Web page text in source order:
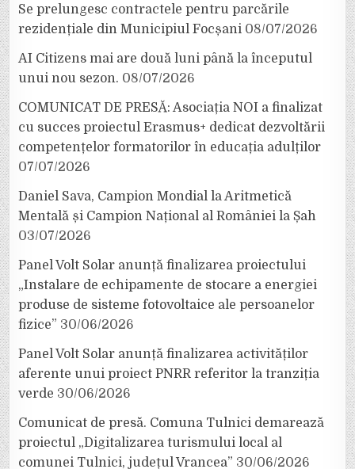
Se prelungesc contractele pentru parcările
rezidențiale din Municipiul Focșani 08/07/2026
AI Citizens mai are două luni până la începutul
unui nou sezon. 08/07/2026
COMUNICAT DE PRESĂ: Asociația NOI a finalizat
cu succes proiectul Erasmus+ dedicat dezvoltării
competențelor formatorilor în educația adulților
07/07/2026
Daniel Sava, Campion Mondial la Aritmetică
Mentală și Campion Național al României la Șah
03/07/2026
Panel Volt Solar anunță finalizarea proiectului
„Instalare de echipamente de stocare a energiei
produse de sisteme fotovoltaice ale persoanelor
fizice” 30/06/2026
Panel Volt Solar anunță finalizarea activităților
aferente unui proiect PNRR referitor la tranziția
verde 30/06/2026
Comunicat de presă. Comuna Tulnici demarează
proiectul „Digitalizarea turismului local al
comunei Tulnici, județul Vrancea” 30/06/2026